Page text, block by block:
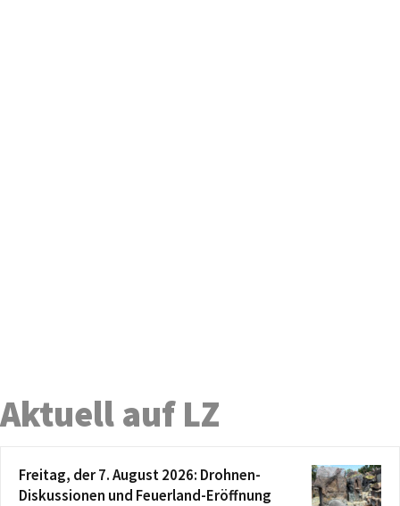
Aktuell auf LZ
Freitag, der 7. August 2026: Drohnen-
Diskussionen und Feuerland-Eröffnung